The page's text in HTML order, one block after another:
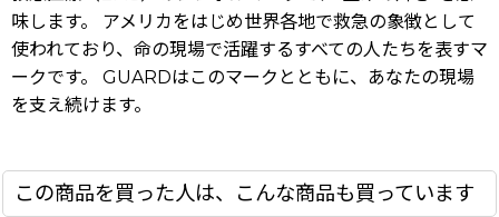
味します。 アメリカをはじめ世界各地で救急の象徴として
使われており、命の現場で活躍するすべての人たちを表すマ
ークです。 GUARDはこのマークとともに、あなたの現場
を支え続けます。
この商品を買った人は、こんな商品も買っています